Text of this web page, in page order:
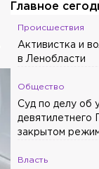
Главное
Происшествия
Активистка и
в Ленобласти
Общество
Суд по делу об
девятилетнего
закрытом
Власть